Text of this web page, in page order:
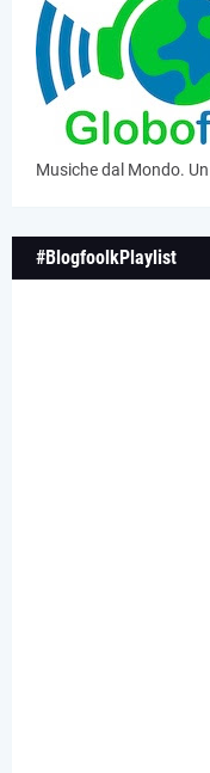
Musiche dal Mondo.
#BlogfoolkPlaylist